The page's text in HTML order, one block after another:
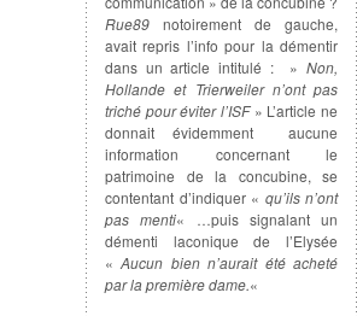
Rue89 notoirement de gauche,
avait repris l’info pour la démentir
dans un article intitulé : » Non,
Hollande et Trierweiler n’ont pas
triché pour éviter l’ISF» L’article ne
donnait évidemment aucune
information concernant le
patrimoine de la concubine, se
contentant d’indiquer « qu’ils n’ont
pas menti« …puis signalant un
démenti laconique de l’Elysée
«Aucun bien n’aurait été acheté
par la première dame.«